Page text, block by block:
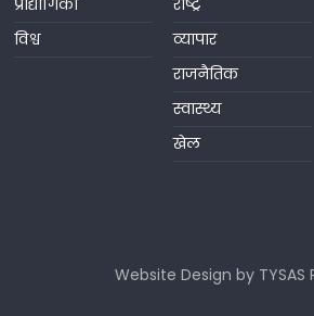
प्रौद्योगिकी
विश्व
राष्ट्र
व्यापार
राजनैतिक
स्वास्थ्य
खेल
Website Design by TYSAS